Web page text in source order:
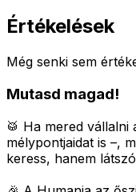
Értékelések
Még senki sem
Mutasd magad!
🥁 Ha mered vállalni
mélypontjaidat is –,
keress, hanem